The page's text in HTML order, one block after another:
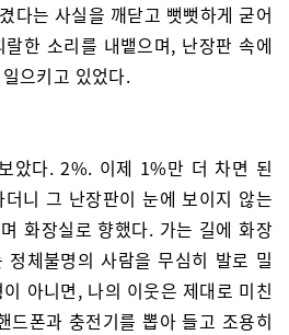
다는 사실을 깨닫고 뻣뻣하게 굳어
한 소리를 내뱉으며, 난장판 속에
으키고 있었다.
았다. 2%. 이제 1%만 더 차면 된
니 그 난장판이 눈에 보이지 않는
화장실로 향했다. 가는 길에 화장
체불명의 사람을 무심히 발로 밀
아니면, 나의 이웃은 제대로 미친
드폰과 충전기를 뽑아 들고 조용히